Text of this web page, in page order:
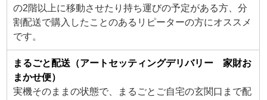
の2階以上に移動させたり持ち運びの予定がある方、分
割配送で購入したことのあるリピーターの方にオススメ
です。
まるごと配送（アートセッティングデリバリー 家財お
まかせ便）
実機そのままの状態で、まるごとご自宅の玄関口まで配